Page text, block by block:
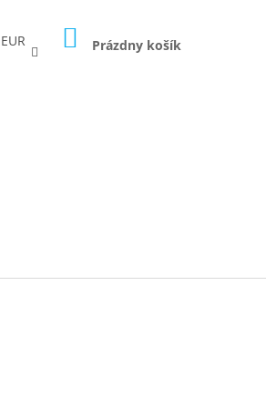
EUR NÁKUPNÝ
KOŠÍK
Prázdny košík